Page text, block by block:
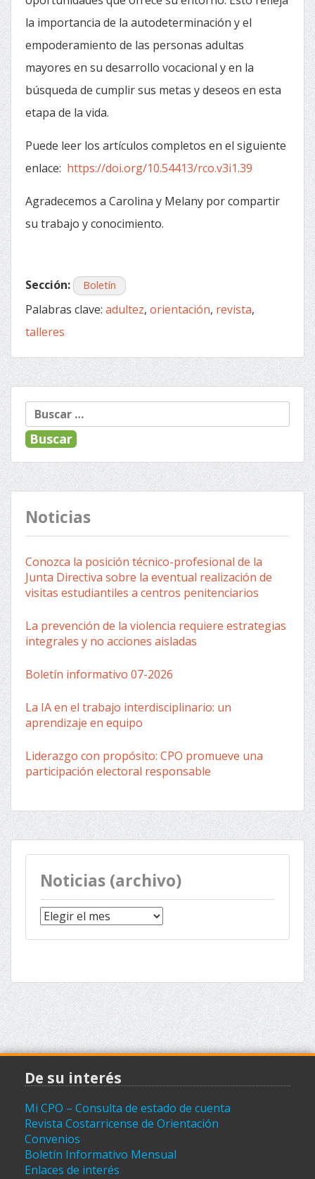
la importancia de la autodeterminación y el
empoderamiento de las personas adultas
mayores en su desarrollo vocacional y en la
búsqueda de cumplir sus metas y deseos en esta
etapa de la vida.
Puede leer los artículos completos en el siguiente
enlace: ​​ https://doi.org/10.54413/rco.v3i1.39
Agradecemos a Carolina y Melany por compartir
su trabajo y conocimiento.
Sección: Boletín
Palabras clave: adultez, orientación, revista,
talleres
Navegación
de
entradas
Noticias
Conozca la posición técnico-profesional de la
Junta Directiva sobre la eventual realización de
visitas estudiantiles a centros penitenciarios
La prevención de la violencia requiere estrategias
integrales y no acciones aisladas
Boletín informativo 07-2026
La IA en el trabajo interdisciplinario: un
aprendizaje en equipo
Liderazgo con propósito: CPO promueve una
participación electoral responsable
Noticias (archivo)
Noticias
(archivo)
De su interés
Mi CPO – Consulta de estado de cuenta
Revista Costarricense de Orientación
Convenios
Boletín Informativo Mensual
Enlaces de interés